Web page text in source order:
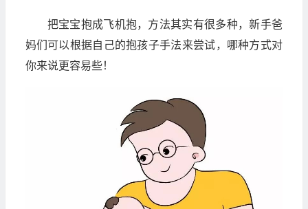
把宝宝抱成飞机抱，方法其实有很多种，新手爸
妈们可以根据自己的抱孩子手法来尝试，哪种方式对
你来说更容易些！